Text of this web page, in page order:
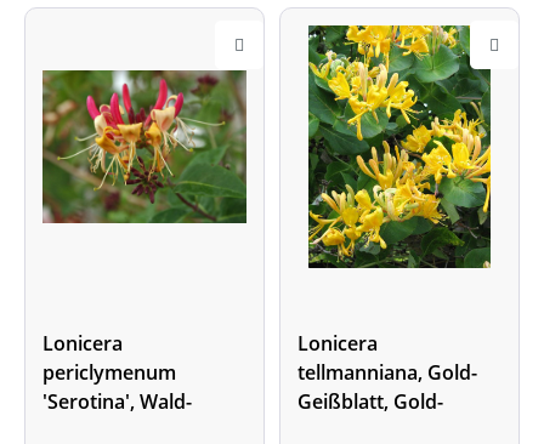
Lonicera
periclymenum
'Serotina', Wald-
Lonicera
tellmanniana, Gold-
Geißblatt, Gold-